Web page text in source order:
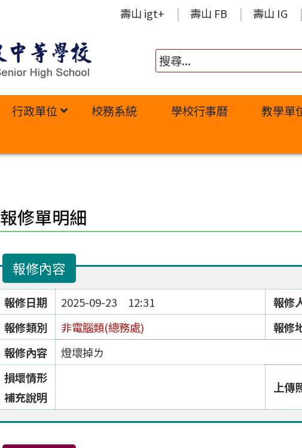
壽山 igt+ 壽山 FB 壽山 IG
行政單位 校務系統 學校行事曆
教學單
報修單明細
報修內容
報修日期 2025-09-23 12:31
報修
報修類別
非電腦類(總務處)
報修
報修內容
燈壞掉ㄌ
損壞情形
補充說明
上傳